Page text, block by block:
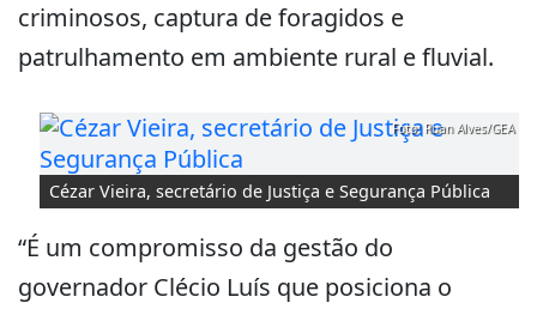
criminosos, captura de foragidos e
patrulhamento em ambiente rural e fluvial.
Cézar Vieira, secretário de Justiça e Segurança Pública
Foto: Ruan Alves/GEA
“É um compromisso da gestão do
governador Clécio Luís que posiciona o